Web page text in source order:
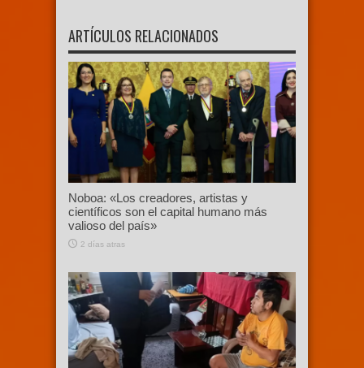
ARTÍCULOS RELACIONADOS
Noboa: «Los creadores, artistas y
científicos son el capital humano más
valioso del país»
2 días atras